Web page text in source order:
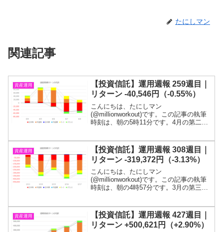
たにしマン
関連記事
資産運用
【投資信託】運用週報 259週目｜
リターン -40,546円（-0.55%）
こんにちは、たにしマン
(@millionworkout)です。この記事の執筆
時刻は、朝の5時11分です。4月の第二週
す。目標である１億円が貯まるまでは投
信を解約するつも...
資産運用
【投資信託】運用週報 308週目｜
リターン -319,372円（-3.13%）
こんにちは、たにしマン
(@millionworkout)です。この記事の執筆
時刻は、朝の4時57分です。3月の第三週
である１億円に到達するまでは投信を解
約するつ...
資産運用
【投資信託】運用週報 427週目｜
リターン +500,621円（+2.90%）